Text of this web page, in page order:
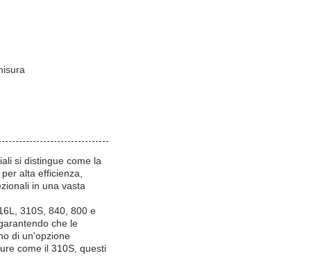
si distingue come la
alta efficienza,
in una vasta
310S, 840, 800 e
che le
di un'opzione
come il 310S, questi